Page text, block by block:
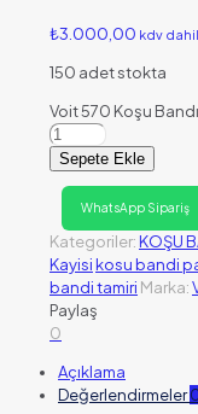
₺3.000,00 kdv dahil
150 adet stokta
Voit 570 Koşu
Sepete Ekle
WhatsApp Sipariş
Kategoriler:KOŞU
Kayisikosu bandi
bandi tamiri Marka:
Paylaş
0
Açıklama
Değerlendirmeler